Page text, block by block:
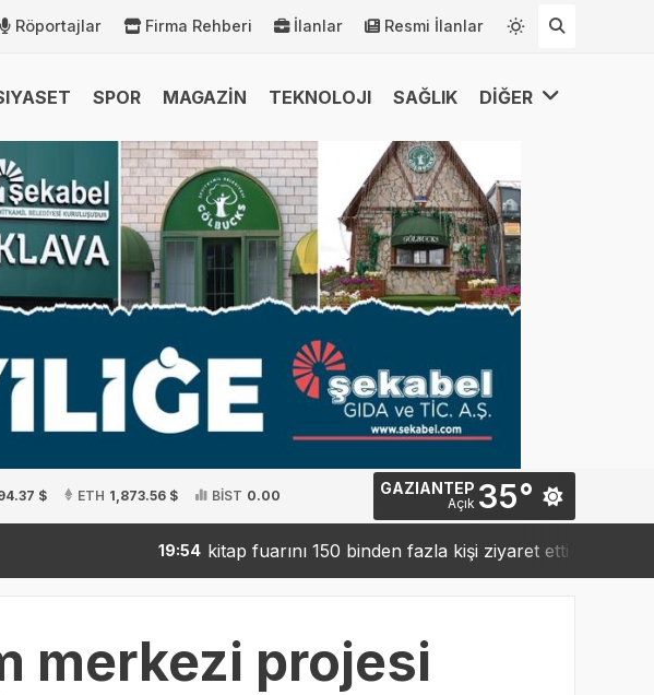
Röportajlar Firma Rehberi İlanlar Resmi İlanlar
SPOR MAGAZİN TEKNOLOJI SAĞLIK DİĞER
$ ETH 1,873.56 $ BİST 0.00 GAZIANTEP
Açık 35°
kitap fuarını 150 binden fazla kişi ziyaret etti 19:42
merkezi projesi